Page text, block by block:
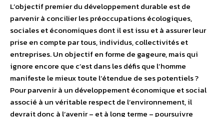
L’objectif premier du développement durable est de
parvenir à concilier les préoccupations écologiques,
sociales et économiques dont il est issu et à assurer leur
prise en compte par tous, individus, collectivités et
entreprises. Un objectif en forme de gageure, mais qui
ignore encore que c’est dans les défis que l’homme
manifeste le mieux toute l’étendue de ses potentiels ?
Pour parvenir à un développement économique et social
associé à un véritable respect de l’environnement, il
devrait donc à l’avenir – et à long terme – poursuivre